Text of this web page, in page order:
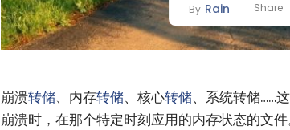
By Rain Share
崩溃转储、内存转储、核心转储、系统转储……
崩溃时，在那个特定时刻应用的内存状态的文件